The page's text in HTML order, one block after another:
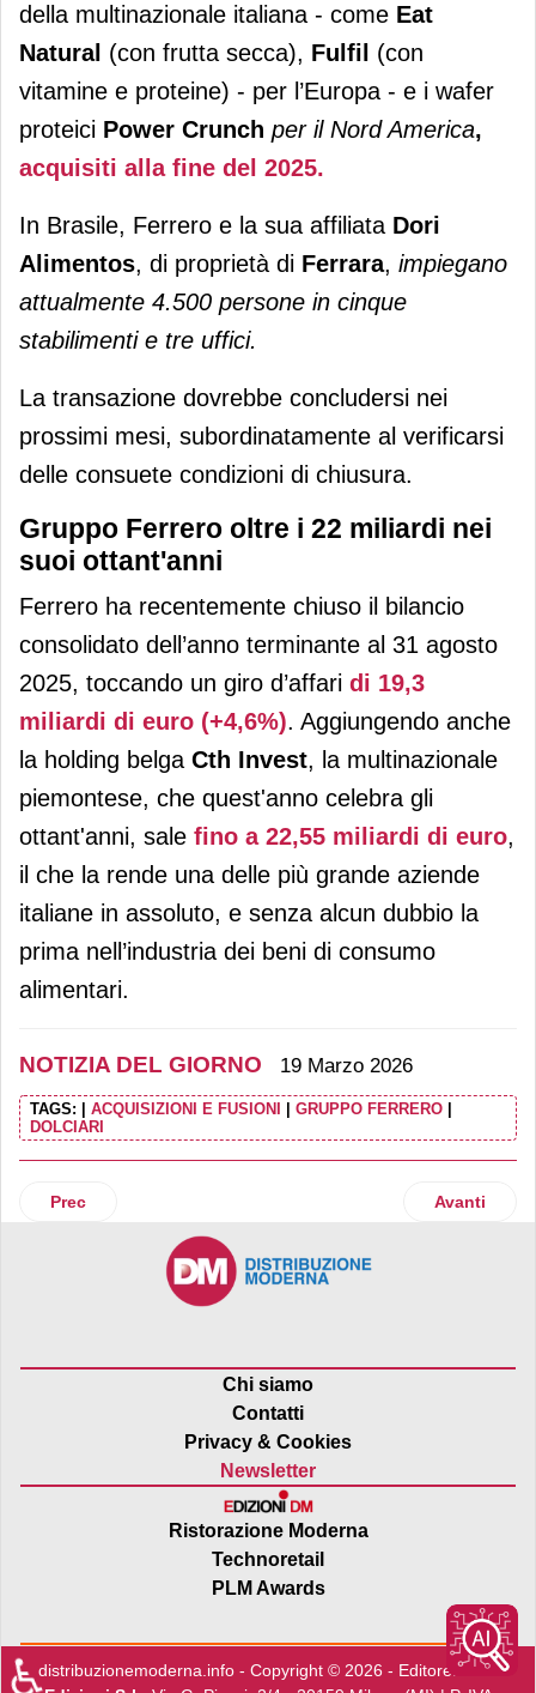
della multinazionale italiana - come Eat
Natural (con frutta secca), Fulfil
(con
vitamine e proteine) - per l’Europa - e i wafer
proteici Power Crunch per il Nord America,
acquisiti alla fine del 2025.
In Brasile, Ferrero e la sua affiliata Dori
Alimentos, di proprietà di Ferrara, impiegano
attualmente 4.500 persone in cinque
stabilimenti e tre uffici.
La transazione dovrebbe concludersi nei
prossimi mesi, subordinatamente al verificarsi
delle consuete condizioni di chiusura.
Gruppo Ferrero oltre i 22 miliardi nei
suoi ottant'anni
Ferrero ha recentemente chiuso il bilancio
consolidato dell’anno terminante al 31 agosto
2025, toccando un giro d’affari di 19,3
miliardi di euro (+4,6%). Aggiungendo anche
la holding belga Cth Invest, la multinazionale
piemontese, che quest'anno celebra gli
ottant'anni, sale fino a 22,55 miliardi di euro,
il che la rende una delle più grande aziende
italiane in assoluto, e senza alcun dubbio la
prima nell’industria dei beni di consumo
alimentari.
NOTIZIA DEL GIORNO 19 Marzo 2026
TAGS: ACQUISIZIONI E FUSIONI GRUPPO FERRERO
DOLCIARI
Articolo precedente: Ikea e Leroy Merlin inaugurano il
Prec Articolo
Avanti
Chi siamo
Contatti
Privacy & Cookies
Newsletter
Ristorazione Moderna
Technoretail
PLM Awards
distribuzionemoderna.info - Copyright © 2026 - Editore:Edra